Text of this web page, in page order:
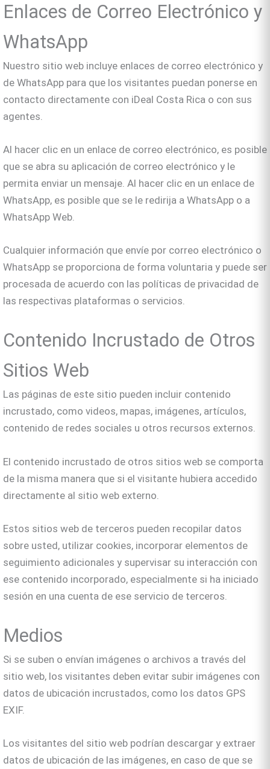
Enlaces de Correo Electrónico y
WhatsApp
Nuestro sitio web incluye enlaces de correo electrónico y
de WhatsApp para que los visitantes puedan ponerse en
contacto directamente con iDeal Costa Rica o con sus
agentes.
Al hacer clic en un enlace de correo electrónico, es posible
que se abra su aplicación de correo electrónico y le
permita enviar un mensaje. Al hacer clic en un enlace de
WhatsApp, es posible que se le redirija a WhatsApp o a
WhatsApp Web.
Cualquier información que envíe por correo electrónico o
WhatsApp se proporciona de forma voluntaria y puede ser
procesada de acuerdo con las políticas de privacidad de
las respectivas plataformas o servicios.
Contenido Incrustado de Otros
Sitios Web
Las páginas de este sitio pueden incluir contenido
incrustado, como videos, mapas, imágenes, artículos,
contenido de redes sociales u otros recursos externos.
El contenido incrustado de otros sitios web se comporta
de la misma manera que si el visitante hubiera accedido
directamente al sitio web externo.
Estos sitios web de terceros pueden recopilar datos
sobre usted, utilizar cookies, incorporar elementos de
seguimiento adicionales y supervisar su interacción con
ese contenido incorporado, especialmente si ha iniciado
sesión en una cuenta de ese servicio de terceros.
Medios
Si se suben o envían imágenes o archivos a través del
sitio web, los visitantes deben evitar subir imágenes con
datos de ubicación incrustados, como los datos GPS
EXIF.
Los visitantes del sitio web podrían descargar y extraer
datos de ubicación de las imágenes, en caso de que se